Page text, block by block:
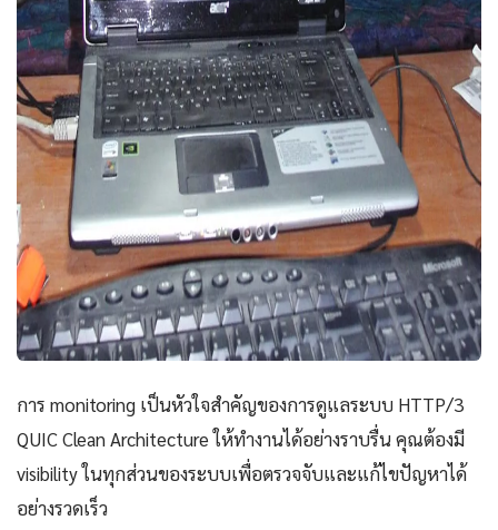
การ monitoring เป็นหัวใจสำคัญของการดูแลระบบ HTTP/3
QUIC Clean Architecture ให้ทำงานได้อย่างราบรื่น คุณต้องมี
visibility ในทุกส่วนของระบบเพื่อตรวจจับและแก้ไขปัญหาได้
อย่างรวดเร็ว